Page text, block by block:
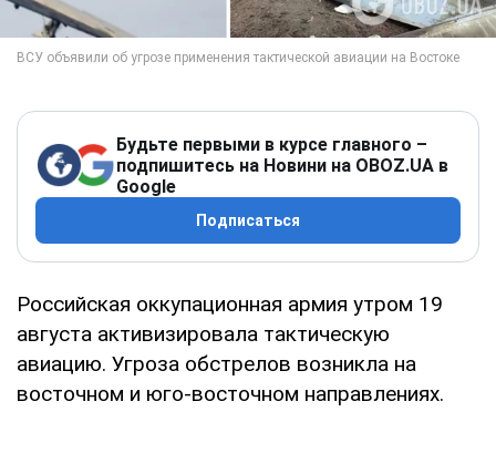
Будьте первыми в курсе главного –
подпишитесь на Новини на OBOZ.UA в
Google
Подписаться
Российская оккупационная армия утром 19
августа активизировала тактическую
авиацию. Угроза обстрелов возникла на
восточном и юго-восточном направлениях.